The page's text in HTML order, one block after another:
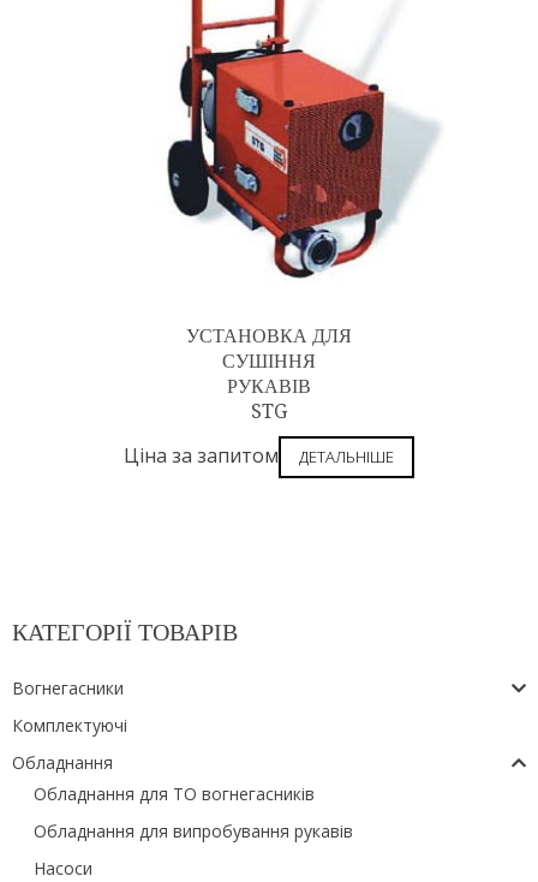
УСТАНОВКА ДЛЯ
СУШІННЯ
РУКАВІВ
STG
Ціна за запитом ДЕТАЛЬНІШЕ
КАТЕГОРІЇ ТОВАРІВ
Вогнегасники
Комплектуючі
Обладнання
Обладнання для ТО вогнегасників
Обладнання для випробування рукавів
Насоси